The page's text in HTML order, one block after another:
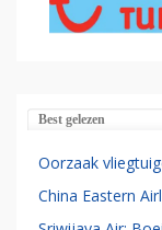
Best gelezen
Oorzaak
China Eastern